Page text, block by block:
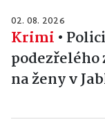
02. 08. 2026
Krimi •
podezřelého
na ženy v